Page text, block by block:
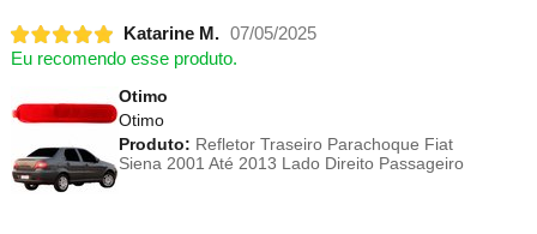
Katarine M. 07/05/2025
Eu recomendo esse produto.
Otimo
Otimo
Produto: Refletor Traseiro Parachoque Fiat
Siena 2001 Até 2013 Lado Direito Passageiro